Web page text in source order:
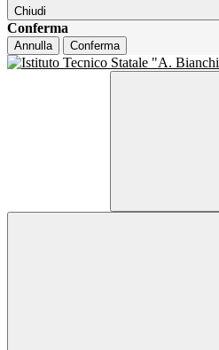
Chiudi
Conferma
Annulla Conferma